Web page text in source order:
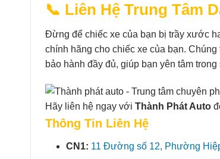
📞 Liên Hệ Trung Tâm
Đừng để chiếc xe của bạn bị trầy xước
chính hãng cho chiếc xe của bạn.
bảo hành đầy đủ, giúp bạn yên tâm
Hãy liên hệ ngay với Thành Phát Auto
Thông Tin Liên Hệ
CN1: 11 Đường số 12, Phường